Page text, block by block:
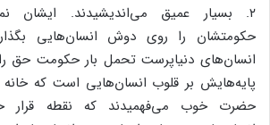
۲. بسیار عمیق می‌اندیشیدند. ایشان
حکومتشان را روی دوش انسان‌هایی
انسان‌های دنیاپرست تحمل بار حکومت حق
پایه‌هایش بر قلوب انسان‌هایی است که
حضرت خوب می‌فهمیدند که نقطه قرار